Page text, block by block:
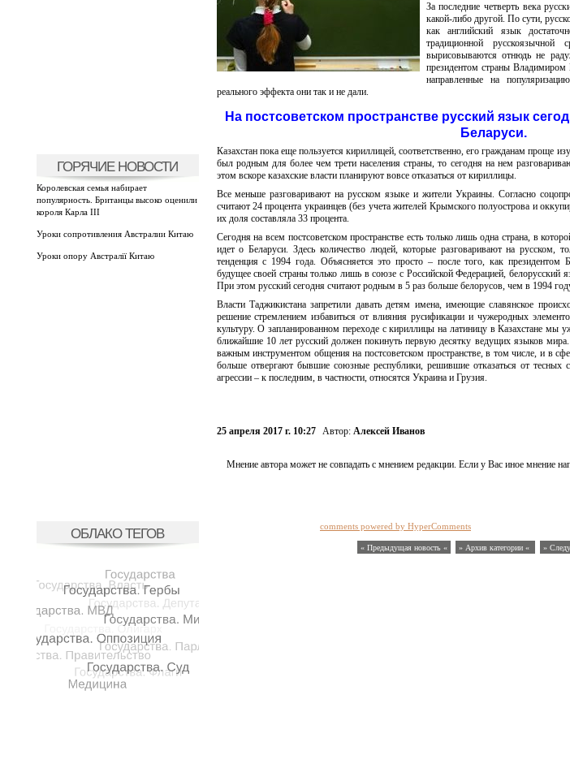
ГОРЯЧИЕ НОВОСТИ
Королевская семья набирает
популярность. Британцы высоко оценили
короля Карла III
Уроки сопротивления Австралии Китаю
Уроки опору Австралії Китаю
ОБЛАКО ТЕГОВ
За последние четверть века
какой-либо другой. По сути,
как английский язык
традиционной
вырисовываются отнюдь не
президентом страны
направленные на
реального эффекта они так и не дали.
На постсоветском пространстве русский язык
Беларуси.
Казахстан пока еще пользуется кириллицей, соответственно, его гражданам проще
был родным для более чем трети населения страны, то сегодня на нем
этом вскоре казахские власти планируют вовсе отказаться от кириллицы.
Все меньше разговаривают на русском языке и жители Украины. Согласно
считают 24 процента украинцев (без учета жителей Крымского полуострова и
их доля составляла 33 процента.
Сегодня на всем постсоветском пространстве есть только лишь одна страна, в
идет о Беларуси. Здесь количество людей, которые разговаривают на русском,
тенденция с 1994 года. Объясняется это просто – после того, как президентом
будущее своей страны только лишь в союзе с Российской Федерацией, белорусский
При этом русский сегодня считают родным в 5 раз больше белорусов, чем в 1994
Власти Таджикистана запретили давать детям имена, имеющие славянское
решение стремлением избавиться от влияния русификации и чужеродных
культуру. О запланированном переходе с кириллицы на латиницу в Казахстане мы
ближайшие 10 лет русский должен покинуть первую десятку ведущих языков
важным инструментом общения на постсоветском пространстве, в том числе, и в
больше отвергают бывшие союзные республики, решившие отказаться от тесных
агрессии – к последним, в частности, относятся Украина и Грузия.
25 апреля 2017 г. 10:27 Автор: Алексей Иванов
Мнение автора может не совпадать с мнением редакции. Если у Вас иное мнение
comments powered by HyperComments
« Предыдущая новость « » Архив категории « »